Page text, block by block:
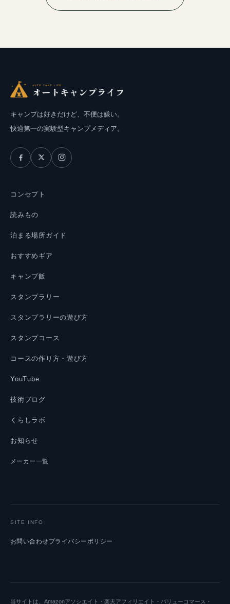
キャンプは好きだけど、不便は嫌い。
快適第一の実験型キャンプメディア。
コンセプト
読みもの
泊まる場所ガイド
おすすめギア
キャンプ飯
スタンプラリー
スタンプラリーの遊び方
スタンプコース
コースの作り方・遊び方
YouTube
技術ブログ
くらしラボ
お知らせ
メーカー一覧
SITE INFO
お問い合わせプライバシーポリシー
当サイトは、Amazonアソシエイト・楽天アフィリエイト・バリューコマース・